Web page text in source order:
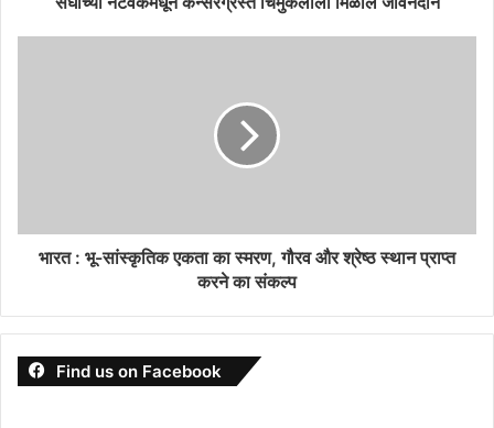
भारत : भू-सांस्कृतिक एकता का स्मरण, गौरव और श्रेष्ठ स्थान प्राप्त
करने का संकल्प
Find us on Facebook